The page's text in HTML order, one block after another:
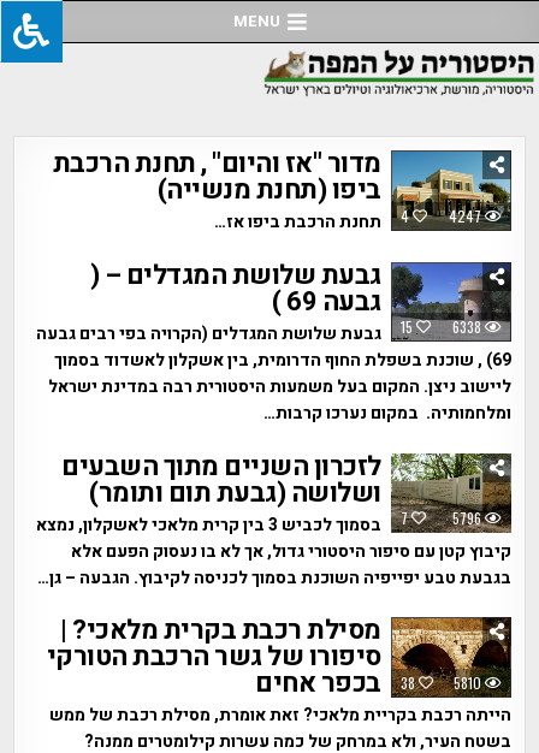
to
content
MENU
4 4247
מדור "אז והיום" , תחנת הרכבת
ביפו (תחנת מנשייה)
תחנת הרכבת ביפו אז…
15 6338
גבעת שלושת המגדלים – (
גבעה 69 )
גבעת שלושת המגדלים (הקרויה בפי רבים גבעה
69) , שוכנת בשפלת החוף הדרומית, בין אשקלון לאשדוד בסמוך
ליישוב ניצן. המקום בעל משמעות היסטורית רבה במדינת ישראל
ומלחמותיה. במקום נערכו קרבות…
7 5796
לזכרון השניים מתוך השבעים
ושלושה (גבעת תום ותומר)
בסמוך לכביש 3 בין קרית מלאכי לאשקלון, נמצא
קיבוץ קטן עם סיפור היסטורי גדול, אך לא בו נעסוק הפעם אלא
בגבעת טבע יפייפיה השוכנת בסמוך לכניסה לקיבוץ. הגבעה – גן…
38 5810
מסילת רכבת בקרית מלאכי? |
סיפורו של גשר הרכבת הטורקי
בכפר אחים
הייתה רכבת בקריית מלאכי? זאת אומרת, מסילת רכבת של ממש
בשטח העיר, ולא במרחק של כמה עשרות קילומטרים ממנה?